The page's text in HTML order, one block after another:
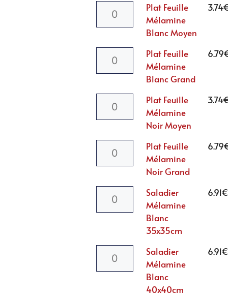
Plat Feuille
Mélamine
Blanc Moyen
3.74
Plat Feuille
Mélamine
Blanc Grand
6.79
Plat Feuille
Mélamine
Noir Moyen
3.74
Plat Feuille
Mélamine
Noir Grand
6.79
Saladier
Mélamine
Blanc
35x35cm
6.91€
Saladier
Mélamine
Blanc
40x40cm
6.91€